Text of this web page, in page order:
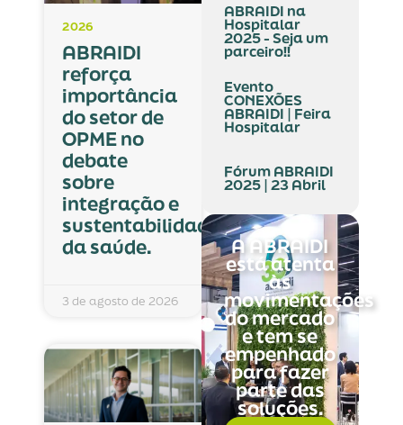
2026
ABRAIDI
reforça
importância
do setor de
OPME no
debate
sobre
integração e
sustentabilidade
da saúde.
3 de agosto de 2026
ABRAIDI na
Hospitalar
2025 - Seja um
parceiro!!
Evento
CONEXÕES
ABRAIDI | Feira
Hospitalar
Fórum ABRAIDI
2025 | 23 Abril
A ABRAIDI
está atenta
às
movimentações
do mercado
e tem se
empenhado
para fazer
parte das
soluções.